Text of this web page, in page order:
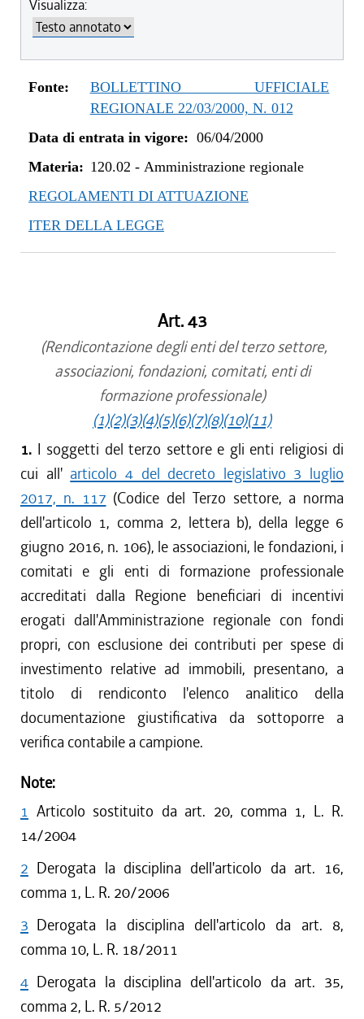
Visualizza:
Fonte:
BOLLETTINO UFFICIALE
REGIONALE 22/03/2000, N. 012
Data di entrata in vigore: 06/04/2000
Materia: 120.02 - Amministrazione regionale
REGOLAMENTI DI ATTUAZIONE
ITER DELLA LEGGE
Art. 43
(Rendicontazione degli enti del terzo settore,
associazioni, fondazioni, comitati, enti di
formazione professionale)
(1)(2)(3)(4)(5)(6)(7)(8)(10)(11)
1. I soggetti del terzo settore e gli enti religiosi di
cui all' articolo 4 del decreto legislativo 3 luglio
2017, n. 117 (Codice del Terzo settore, a norma
dell'articolo 1, comma 2, lettera b), della legge 6
giugno 2016, n. 106), le associazioni, le fondazioni, i
comitati e gli enti di formazione professionale
accreditati dalla Regione beneficiari di incentivi
erogati dall'Amministrazione regionale con fondi
propri, con esclusione dei contributi per spese di
investimento relative ad immobili, presentano, a
titolo di rendiconto l'elenco analitico della
documentazione giustificativa da sottoporre a
verifica contabile a campione.
Note:
1 Articolo sostituito da art. 20, comma 1, L. R.
14/2004
2 Derogata la disciplina dell'articolo da art. 16,
comma 1, L. R. 20/2006
3 Derogata la disciplina dell'articolo da art. 8,
comma 10, L. R. 18/2011
4 Derogata la disciplina dell'articolo da art. 35,
comma 2, L. R. 5/2012